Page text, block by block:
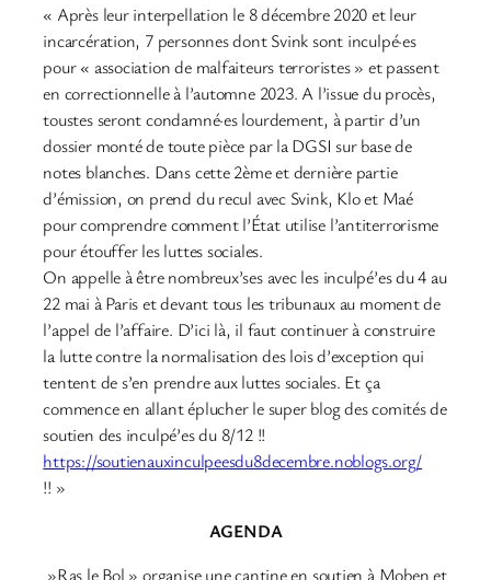
« Après leur interpellation le 8 décembre 2020 et leur
incarcération, 7 personnes dont Svink sont inculpé·es
pour « association de malfaiteurs terroristes » et passent
en correctionnelle à l’automne 2023. A l’issue du procès,
toustes seront condamné·es lourdement, à partir d’un
dossier monté de toute pièce par la DGSI sur base de
notes blanches. Dans cette 2ème et dernière partie
d’émission, on prend du recul avec Svink, Klo et Maé
pour comprendre comment l’État utilise l’antiterrorisme
pour étouffer les luttes sociales.
On appelle à être nombreux’ses avec les inculpé’es du 4 au
22 mai à Paris et devant tous les tribunaux au moment de
l’appel de l’affaire. D’ici là, il faut continuer à construire
la lutte contre la normalisation des lois d’exception qui
tentent de s’en prendre aux luttes sociales. Et ça
commence en allant éplucher le super blog des comités de
soutien des inculpé’es du 8/12 !!
https://soutienauxinculpeesdu8decembre.noblogs.org/
!! »
AGENDA
»Ras le Bol » organise une cantine en soutien à Moben et